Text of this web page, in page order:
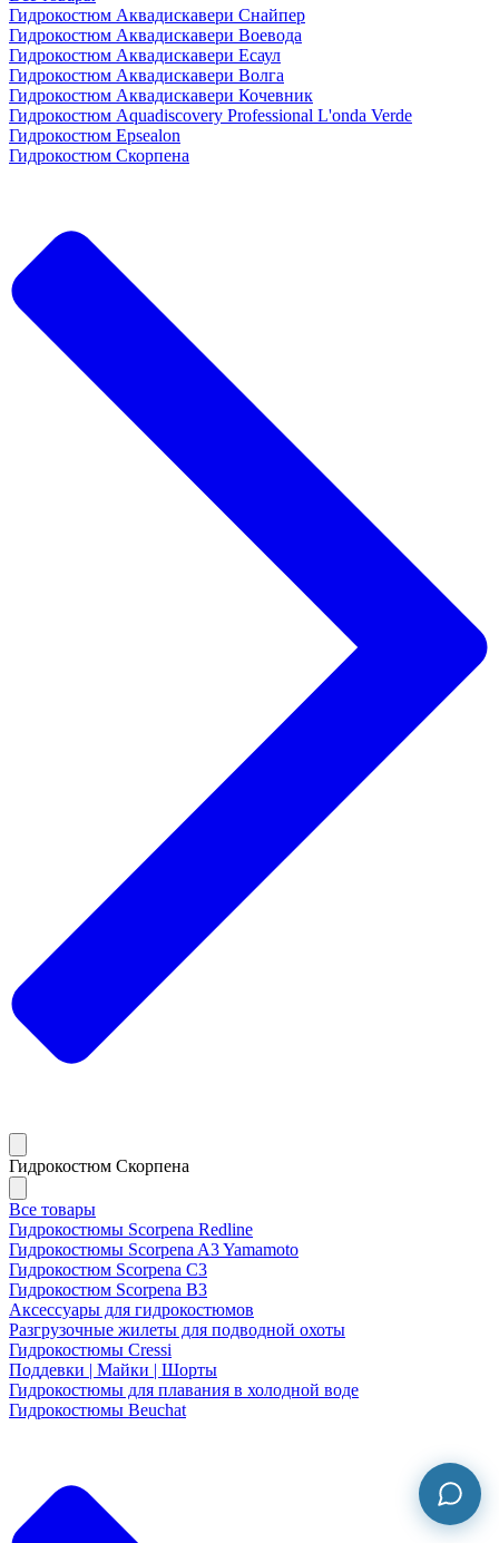
Гидрокостюм Аквадискавери Снайпер
Гидрокостюм Аквадискавери Воевода
Гидрокостюм Аквадискавери Есаул
Гидрокостюм Аквадискавери Волга
Гидрокостюм Аквадискавери Кочевник
Гидрокостюм Aquadiscovery Professional L'onda Verde
Гидрокостюм Epsealon
Гидрокостюм Скорпена
Гидрокостюм Скорпена
Все товары
Гидрокостюмы Scorpena Redline
Гидрокостюмы Scorpena A3 Yamamoto
Гидрокостюм Scorpena C3
Гидрокостюм Scorpena B3
Аксессуары для гидрокостюмов
Разгрузочные жилеты для подводной охоты
Гидрокостюмы Cressi
Поддевки | Майки | Шорты
Гидрокостюмы для плавания в холодной воде
Гидрокостюмы Beuchat